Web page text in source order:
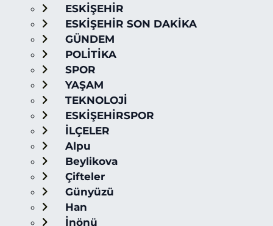
ESKİŞEHİR
ESKİŞEHİR SON DAKİKA
GÜNDEM
POLİTİKA
SPOR
YAŞAM
TEKNOLOJİ
ESKİŞEHİRSPOR
İLÇELER
Alpu
Beylikova
Çifteler
Günyüzü
Han
İnönü